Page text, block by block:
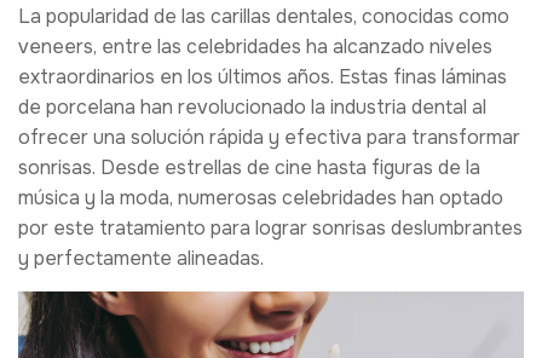
La popularidad de las carillas dentales, conocidas como
veneers, entre las celebridades ha alcanzado niveles
extraordinarios en los últimos años. Estas finas láminas
de porcelana han revolucionado la industria dental al
ofrecer una solución rápida y efectiva para transformar
sonrisas. Desde estrellas de cine hasta figuras de la
música y la moda, numerosas celebridades han optado
por este tratamiento para lograr sonrisas deslumbrantes
y perfectamente alineadas.